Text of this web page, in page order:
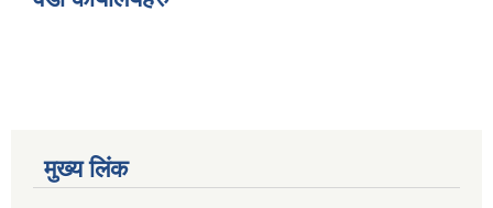
मुख्य लिंक